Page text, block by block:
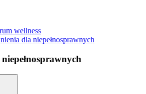
wellness
dla niepełnosprawnych